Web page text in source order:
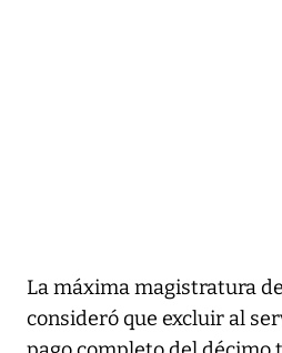
La máxima magistratura
consideró que excluir al